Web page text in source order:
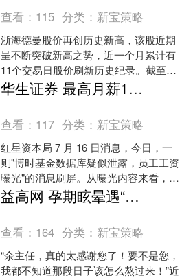
查看： 115 分类： 新宝策略
浙海德曼股价再创历史新高，该股近期
呈不断突破新高之势，近一个月累计有
11个交易日股价刷新历史纪录。截至
10:33，该股目前上涨4.05%，股价报
98.55元，成....
华生证券 最高月薪13.5万、年终奖610万元，万亿基金公司员工数据疑似泄露！公司回应：已第一时间报警，数据不实
查看： 117 分类： 新宝策略
红星资本局 7 月 16 日消息，今日，一
则"博时基金数据库疑似泄露，员工工资
曝光"的消息刷屏。从曝光内容来看，涉
及从固收、权益到财务、信息等部门数
十名员工的工....
益高网 孕期眩晕遇“迷雾”，仁心妙手破“困局”——皖北总院眩晕中心守护准妈妈的健康之路_刘女士_余勇_余主任
查看： 164 分类： 新宝策略
“余主任，真的太感谢您了！要不是您，
我都不知道那段日子该怎么熬过来！”近